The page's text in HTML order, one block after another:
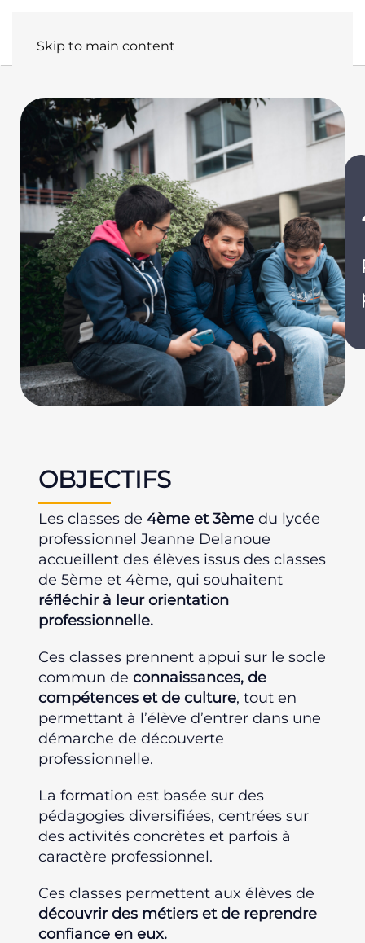
Skip to main content
OBJECTIFS
Les classes de 4ème et 3ème du lycée
professionnel Jeanne Delanoue
accueillent des élèves issus des classes
de 5ème et 4ème, qui souhaitent
réfléchir à leur orientation
professionnelle.
Ces classes prennent appui sur le socle
commun de connaissances, de
compétences et de culture, tout en
permettant à l’élève d’entrer dans une
démarche de découverte
professionnelle.
La formation est basée sur des
pédagogies diversifiées, centrées sur
des activités concrètes et parfois à
caractère professionnel.
Ces classes permettent aux élèves de
découvrir des métiers et de reprendre
confiance en eux.